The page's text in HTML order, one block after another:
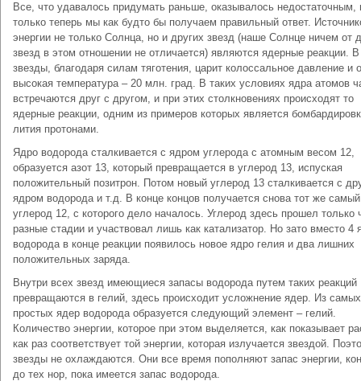
Все, что удавалось придумать раньше, оказывалось недостаточным,
только теперь мы как будто бы получаем правильный ответ.
энергии не только Солнца, но и других звезд (наше Солнце ничем от
звезд в этом отношении не отличается) являются ядерные реакции. В
звезды, благодаря силам тяготения, царит колоссальное давление и
высокая температура – 20 млн. град. В таких условиях ядра атомов
встречаются друг с другом, и при этих столкновениях происходят то
ядерные реакции, одним из примеров которых является
лития протонами.
Ядро водорода сталкивается с ядром углерода с атомным весом 12,
образуется азот 13, который превращается в углерод 13, испуская
положительный позитрон. Потом новый углерод 13 сталкивается с
ядром водорода и т.д. В конце концов получается снова тот же самый
углерод 12, с которого дело началось. Углерод здесь прошел только
разные стадии и участвовал лишь как катализатор. Но зато вместо 4
водорода в конце реакции появилось новое ядро гелия и два лишних
положительных заряда.
Внутри всех звезд имеющиеся запасы водорода путем таких реакций
превращаются в гелий, здесь происходит усложнение ядер. Из самых
простых ядер водорода образуется следующий элемент – гелий.
Количество энергии, которое при этом выделяется, как показывает
как раз соответствует той энергии, которая излучается звездой.
звезды не охлаждаются. Они все время пополняют запас энергии,
до тех нор, пока имеется запас водорода.